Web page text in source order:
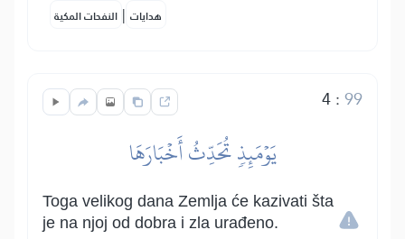
النفحات المكية | هدايات
4:99
يَوۡمَئِذٖ تُحَدِّثُ أَخۡبَارَهَا
Toga velikog dana Zemlja će kazivati šta
je na njoj od dobra i zla urađeno.